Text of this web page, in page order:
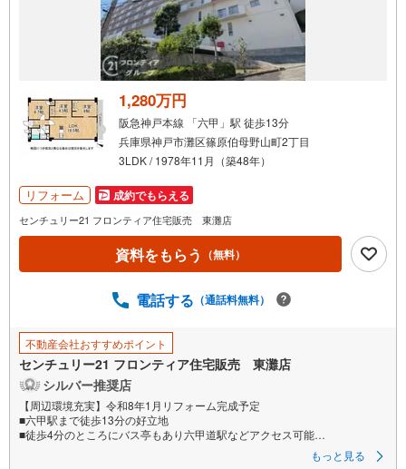
1,280万円
阪急神戸本線 「六甲」駅 徒歩13分
兵庫県神戸市灘区篠原伯母野山町2丁目
3LDK / 1978年11月（築48年）
リフォーム 成約でもらえる
センチュリー21 フロンティア住宅販売 東灘店
資料をもらう （無料）
電話する （通話料無料）
不動産会社おすすめポイント
センチュリー21 フロンティア住宅販売 東灘店
シルバー推奨店
【周辺環境充実】令和8年1月リフォーム完成予定
■六甲駅まで徒歩13分の好立地
■徒歩4分のところにバス亭もあり六甲道駅などアクセス可能
もっと見る